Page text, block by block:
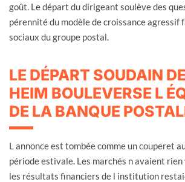
goût. Le départ du dirigeant soulève des
pérennité du modèle de croissance agressif
sociaux du groupe postal.
LE DÉPART SOUDAIN
HEIM BOULEVERSE L
DE LA BANQUE
L annonce est tombée comme un couperet
période estivale. Les marchés n avaient
les résultats financiers de l institution